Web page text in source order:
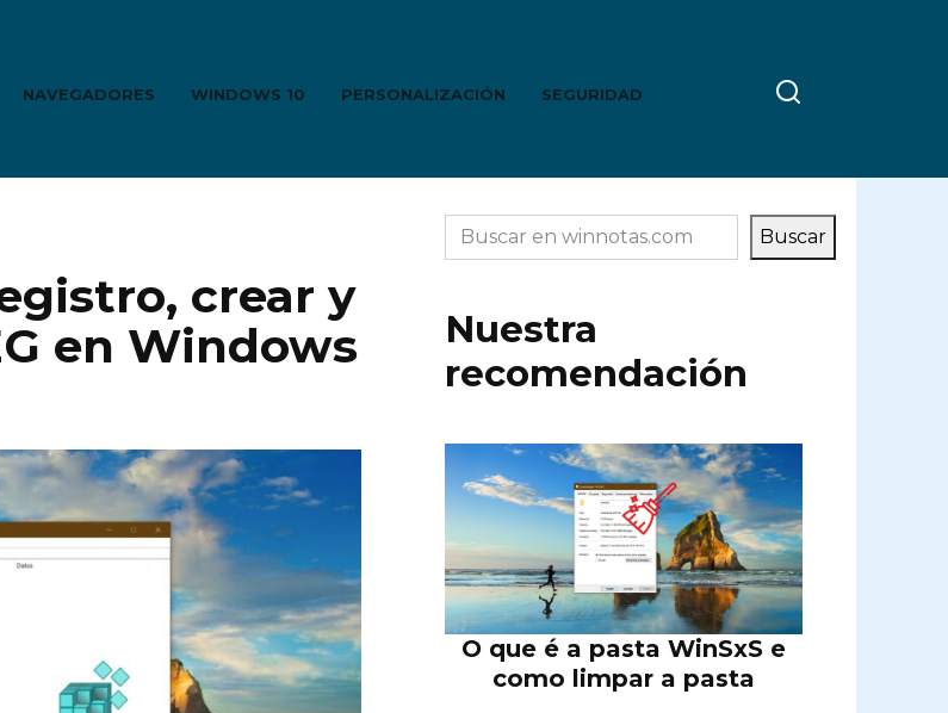
NAVEGADORES WINDOWS 10 PERSONALIZACIÓN SEGURIDAD
crear y
en Windows
Buscar Buscar
Nuestra
recomendación
O que é a pasta WinSxS e
como limpar a pasta